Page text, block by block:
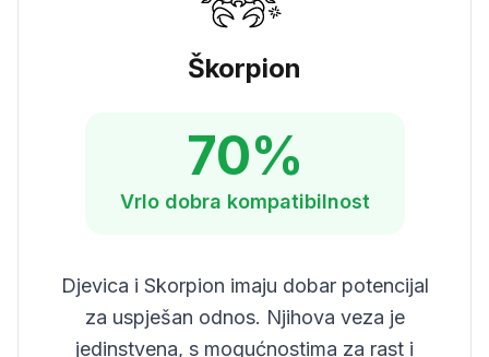
Škorpion
70%
Vrlo dobra kompatibilnost
Djevica i Skorpion imaju dobar potencijal
za uspješan odnos. Njihova veza je
jedinstvena, s mogućnostima za rast i